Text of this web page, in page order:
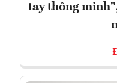
tay thông